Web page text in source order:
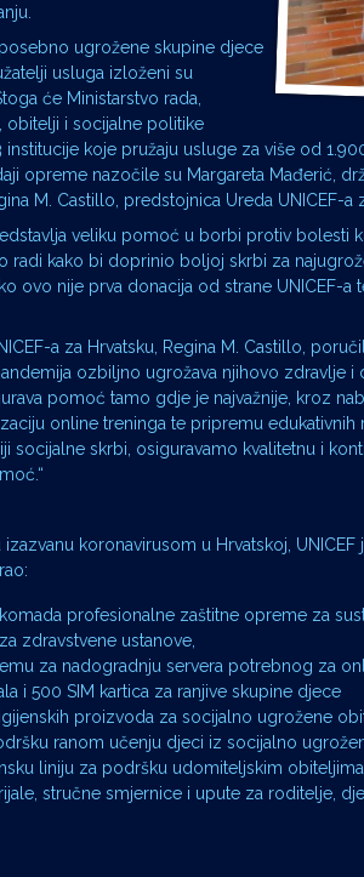
ugrožene skupine djece
usluga izloženi su
će Ministarstvo rada,
obitelji i socijalne politike
institucije koje pružaju usluge za više od
opreme nazočile su Margareta Mađerić,
M. Castillo, predstojnica Ureda UNICEF-a
veliku pomoć u borbi protiv bolesti
radi kako bi doprinio boljoj skrbi za
ovo nije prva donacija od strane UNICEF-
a za Hrvatsku, Regina M. Castillo,
ozbiljno ugrožava njihovo zdravlje
pomoć tamo gdje je najvažnije, kroz
online treninga te pripremu
socijalne skrbi, osiguravamo kvalitetnu i
koronavirusom u Hrvatskoj,
profesionalne zaštitne opreme za
zdravstvene ustanove,
za nadogradnju servera potrebnog za
i 500 SIM kartica za ranjive skupine djece
proizvoda za socijalno ugrožene
ranom učenju djeci iz socijalno
liniju za podršku udomiteljskim obiteljima,
stručne smjernice i upute za roditelje,